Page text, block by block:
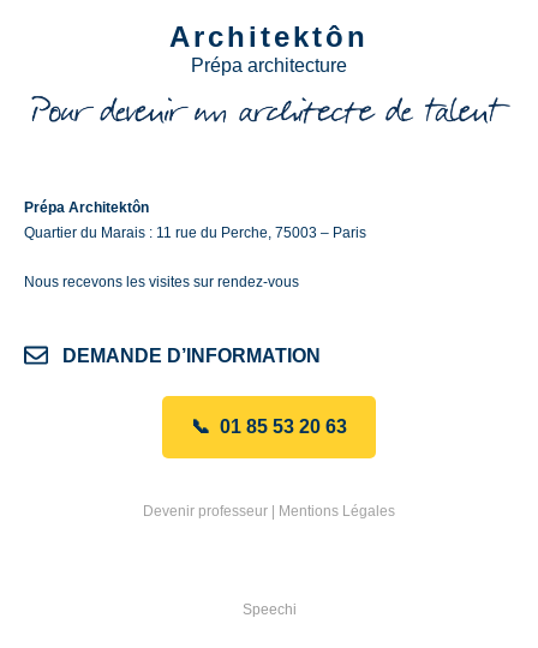
Architektôn
Prépa architecture
Prépa Architektôn
Quartier du Marais : 11 rue du Perche, 75003 – Paris
Nous recevons les visites sur rendez-vous
DEMANDE D’INFORMATION
📞 01 85 53 20 63
Devenir professeur | Mentions Légales
Speechi